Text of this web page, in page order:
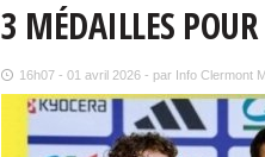
3 MÉDAILLES
16h07 - 01 avril 2026 - par Info Clermont